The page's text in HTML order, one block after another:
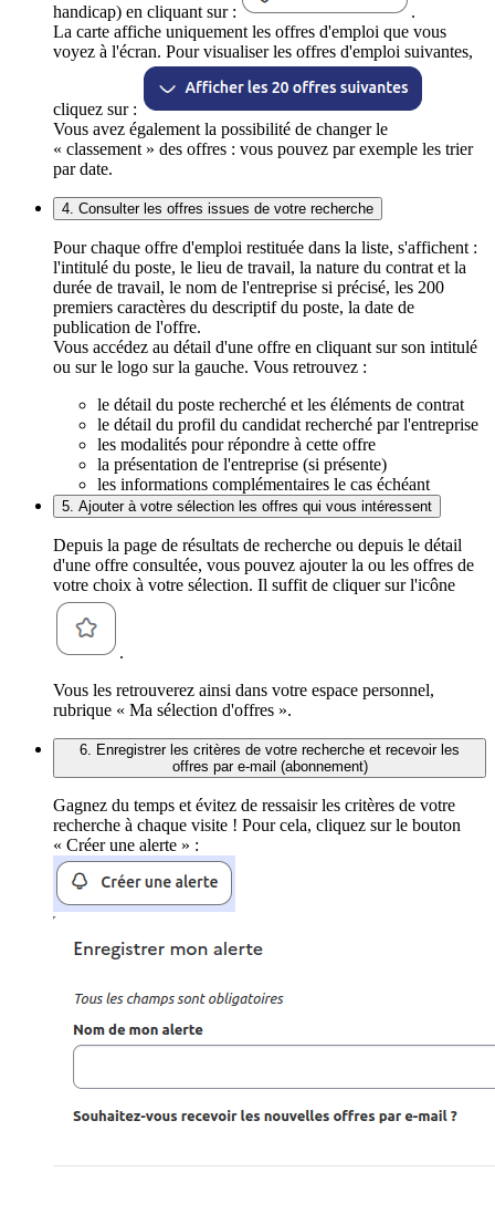
handicap) en cliquant sur :
.
La carte affiche uniquement les offres d'emploi que vous
voyez à l'écran. Pour visualiser les offres d'emploi suivantes,
cliquez sur :
Vous avez également la possibilité de changer le
« classement » des offres : vous pouvez par exemple les trier
par date.
4. Consulter les offres issues de votre recherche
Pour chaque offre d'emploi restituée dans la liste, s'affichent :
l'intitulé du poste, le lieu de travail, la nature du contrat et la
durée de travail, le nom de l'entreprise si précisé, les 200
premiers caractères du descriptif du poste, la date de
publication de l'offre.
Vous accédez au détail d'une offre en cliquant sur son intitulé
ou sur le logo sur la gauche. Vous retrouvez :
le détail du poste recherché et les éléments de contrat
le détail du profil du candidat recherché par l'entreprise
les modalités pour répondre à cette offre
la présentation de l'entreprise (si présente)
les informations complémentaires le cas échéant
5. Ajouter à votre sélection les offres qui vous intéressent
Depuis la page de résultats de recherche ou depuis le détail
d'une offre consultée, vous pouvez ajouter la ou les offres de
votre choix à votre sélection. Il suffit de cliquer sur l'icône
.
Vous les retrouverez ainsi dans votre espace personnel,
rubrique « Ma sélection d'offres ».
6. Enregistrer les critères de votre recherche et recevoir les
offres par e-mail (abonnement)
Gagnez du temps et évitez de ressaisir les critères de votre
recherche à chaque visite ! Pour cela, cliquez sur le bouton
« Créer une alerte » :